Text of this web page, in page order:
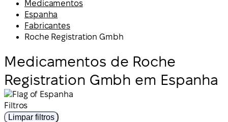
Medicamentos
Espanha
Fabricantes
Roche Registration Gmbh
Medicamentos de Roche
Registration Gmbh em Espanha
Filtros
Limpar filtros